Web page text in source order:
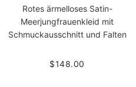
Rotes ärmelloses Satin-
Meerjungfrauenkleid mit
Schmuckausschnitt und Falten
$148.00